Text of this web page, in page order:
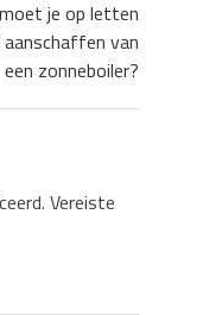
je op letten
van
een zonneboiler?
Vereiste